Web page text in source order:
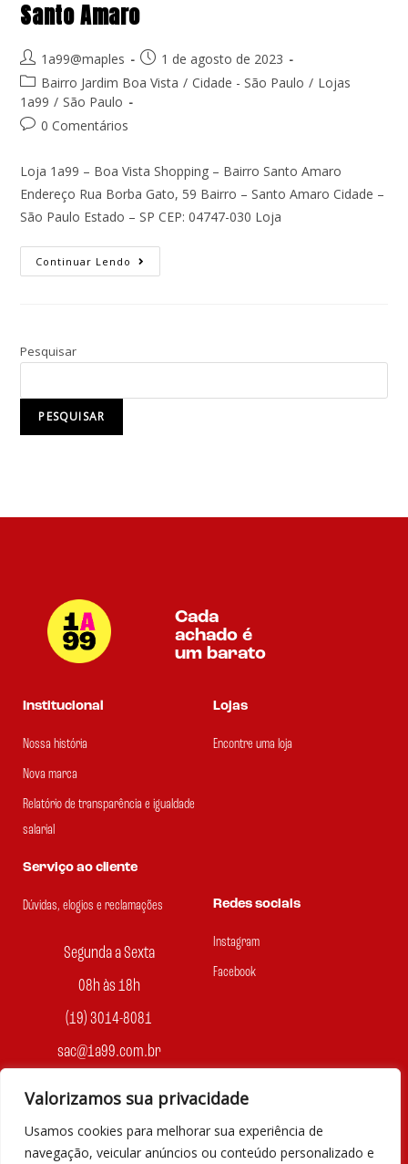
Valorizamos sua privacidade
Usamos cookies para melhorar sua experiência de
navegação, veicular anúncios ou conteúdo personalizado e
Santo Amaro
1a99@maples
1 de agosto de 2023
Bairro Jardim Boa Vista / Cidade - São Paulo / Lojas
1a99 / São Paulo
0 Comentários
Loja 1a99 – Boa Vista Shopping – Bairro Santo Amaro
Endereço Rua Borba Gato, 59 Bairro – Santo Amaro Cidade –
São Paulo Estado – SP CEP: 04747-030 Loja
Continuar Lendo
Pesquisar
PESQUISAR
Cada
achado é
um barato
Institucional
Nossa história
Nova marca
Relatório de transparência e igualdade
salarial
Lojas
Encontre uma loja
Serviço ao cliente
Dúvidas, elogios e reclamações
Segunda a Sexta
08h às 18h
(19) 3014-8081
sac@1a99.com.br
Redes sociais
Instagram
Facebook
Formas de pagamento
Dinheiro e Pix